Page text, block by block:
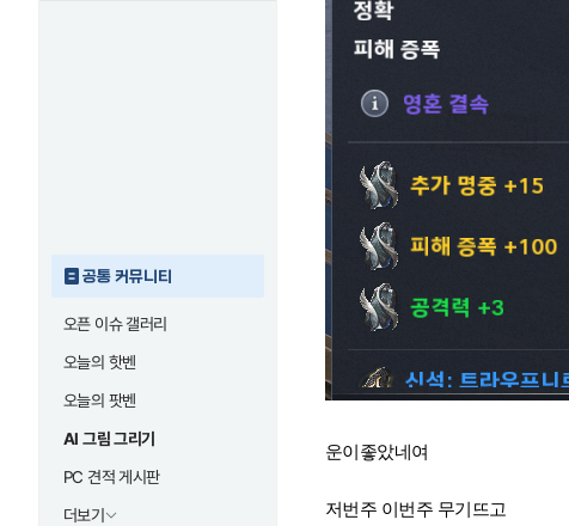
공통 커뮤니티
오픈 이슈 갤러리
오늘의 핫벤
오늘의 팟벤
AI 그림 그리기
PC 견적 게시판
더보기
운이좋았네여
저번주 이번주 무기뜨고